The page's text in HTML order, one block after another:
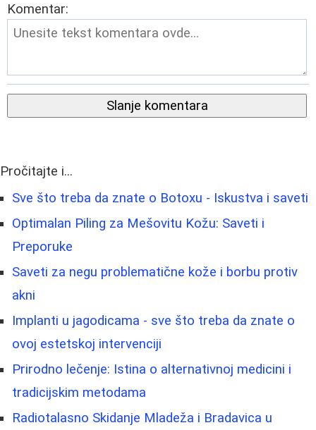
Komentar:
Slanje komentara
Pročitajte i...
Sve što treba da znate o Botoxu - Iskustva i saveti
Optimalan Piling za Mešovitu Kožu: Saveti i
Preporuke
Saveti za negu problematične kože i borbu protiv
akni
Implanti u jagodicama - sve što treba da znate o
ovoj estetskoj intervenciji
Prirodno lečenje: Istina o alternativnoj medicini i
tradicijskim metodama
Radiotalasno Skidanje Mladeža i Bradavica u